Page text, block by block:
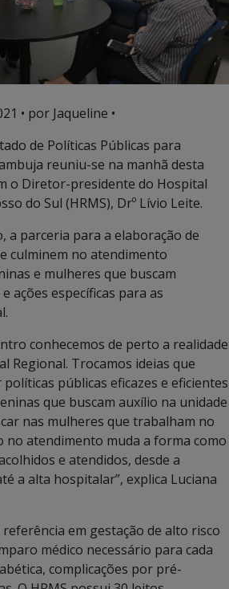
• por Jaqueline •
de Políticas Públicas para
reuniu-se na manhã desta
o Diretor-presidente do Hospital
do Sul (HRMS), Drº Lívio Leite.
a parceria para a elaboração de
culminem no atendimento
e mulheres que buscam
ações específicas para as
conhecemos de perto a realidade
Regional. Trocamos ideias que
públicas eficazes e eficientes
que buscam auxílio na unidade
nas mulheres que trabalham no
no atendimento muda a forma como
e atendidos, desde a
a alta hospitalar”, explica Luciana
em gestação de alto risco
médico necessário para cada
complicações por pré-